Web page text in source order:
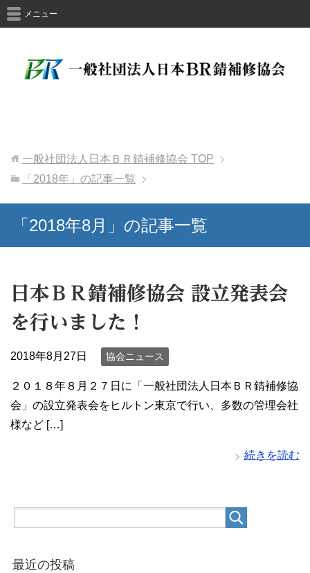
メニュー
一般社団法人日本ＢＲ錆補修協会 TOP
「2018年」の記事一覧
「2018年8月」の記事一覧
日本ＢＲ錆補修協会 設立発表会
を行いました！
2018年8月27日 協会ニュース
２０１８年８月２７日に「一般社団法人日本ＢＲ錆補修協
会」の設立発表会をヒルトン東京で行い、多数の管理会社
様など […]
続きを読む
最近の投稿